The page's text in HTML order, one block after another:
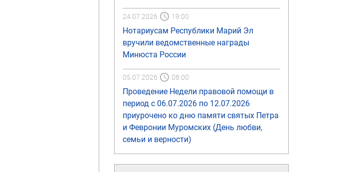
24.07.2026 19:00
Нотариусам Республики Марий Эл
вручили ведомственные награды
Минюста России
05.07.2026 08:00
Проведение Недели правовой помощи в
период с 06.07.2026 по 12.07.2026
приурочено ко дню памяти святых Петра
и Февронии Муромских (День любви,
семьи и верности)